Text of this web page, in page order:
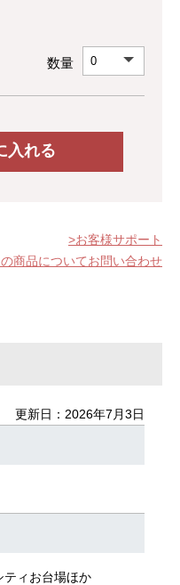
数量
入れる
お客様サポート
の商品についてお問い合わせ
更新日：2026年7月3日
ティお台場ほか